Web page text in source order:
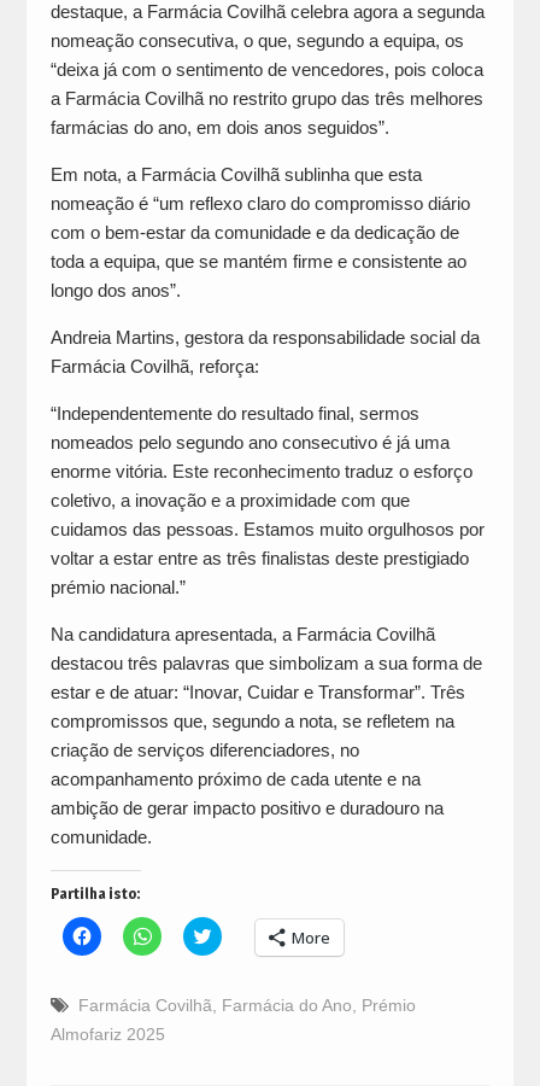
destaque, a Farmácia Covilhã celebra agora a segunda
nomeação consecutiva, o que, segundo a equipa, os
“deixa já com o sentimento de vencedores, pois coloca
a Farmácia Covilhã no restrito grupo das três melhores
farmácias do ano, em dois anos seguidos”.
Em nota, a Farmácia Covilhã sublinha que esta
nomeação é “um reflexo claro do compromisso diário
com o bem-estar da comunidade e da dedicação de
toda a equipa, que se mantém firme e consistente ao
longo dos anos”.
Andreia Martins, gestora da responsabilidade social da
Farmácia Covilhã, reforça:
“Independentemente do resultado final, sermos
nomeados pelo segundo ano consecutivo é já uma
enorme vitória. Este reconhecimento traduz o esforço
coletivo, a inovação e a proximidade com que
cuidamos das pessoas. Estamos muito orgulhosos por
voltar a estar entre as três finalistas deste prestigiado
prémio nacional.”
Na candidatura apresentada, a Farmácia Covilhã
destacou três palavras que simbolizam a sua forma de
estar e de atuar: “Inovar, Cuidar e Transformar”. Três
compromissos que, segundo a nota, se refletem na
criação de serviços diferenciadores, no
acompanhamento próximo de cada utente e na
ambição de gerar impacto positivo e duradouro na
comunidade.
Partilha isto:
Click
to
Facebook
(Opens
in
new
Click
to
WhatsApp
(Opens
in
new
Click
to
Twitter
(Opens
More
Farmácia Covilhã Farmácia do Ano
Prémio
Almofariz 2025